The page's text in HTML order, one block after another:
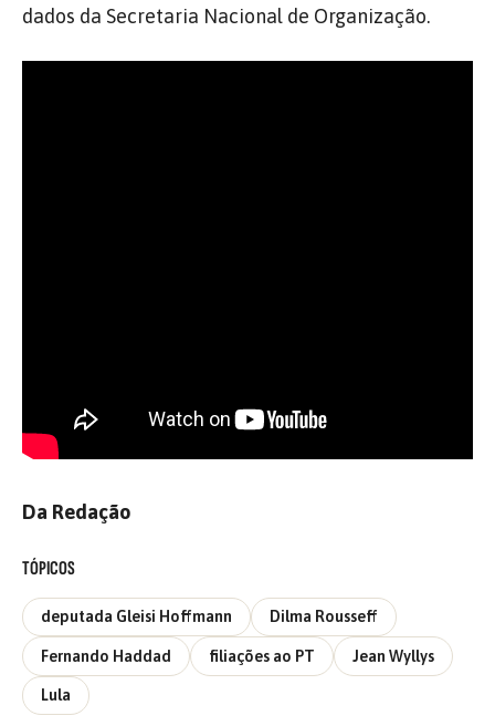
dados da Secretaria Nacional de Organização.
Da Redação
TÓPICOS
deputada Gleisi Hoffmann Dilma Rousseff
Fernando Haddad filiações ao PT Jean Wyllys
Lula